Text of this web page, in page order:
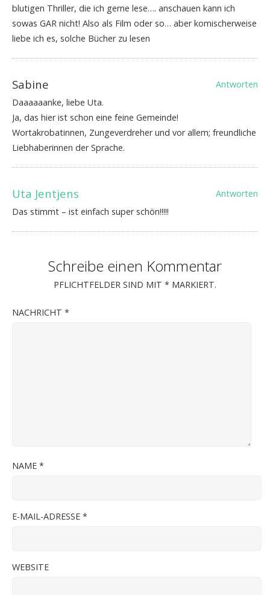
blutigen Thriller, die ich gerne lese…. anschauen kann ich
sowas GAR nicht! Also als Film oder so… aber komischerweise
liebe ich es, solche Bücher zu lesen
Sabine
Antworten
Daaaaaanke, liebe Uta.
Ja, das hier ist schon eine feine Gemeinde!
Wortakrobatinnen, Zungeverdreher und vor allem; freundliche
Liebhaberinnen der Sprache.
Uta Jentjens
Antworten
Das stimmt – ist einfach super schön!!!!!
Schreibe einen Kommentar
PFLICHTFELDER SIND MIT * MARKIERT.
NACHRICHT *
NAME *
E-MAIL-ADRESSE *
WEBSITE